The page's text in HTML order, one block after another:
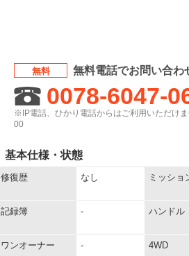
無料 無料電話でお問い合わ
0078-6047-
※IP電話、ひかり電話からはご利用いただけ
00
基本仕様・状態
修復歴 なし ミッショ
記録簿 - ハンドル
ワンオーナー - 4WD